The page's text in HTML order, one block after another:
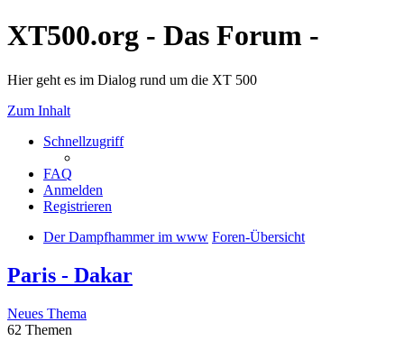
XT500.org - Das Forum -
Hier geht es im Dialog rund um die XT 500
Zum Inhalt
Schnellzugriff
FAQ
Anmelden
Registrieren
Der Dampfhammer im www Foren-Übersicht
Paris - Dakar
Neues Thema
62 Themen